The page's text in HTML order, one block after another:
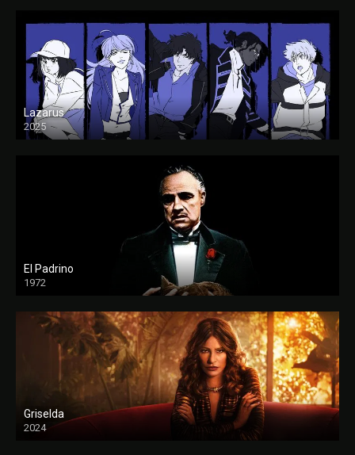
Lazarus
2025
El Padrino
1972
FULL HD
Griselda
2024